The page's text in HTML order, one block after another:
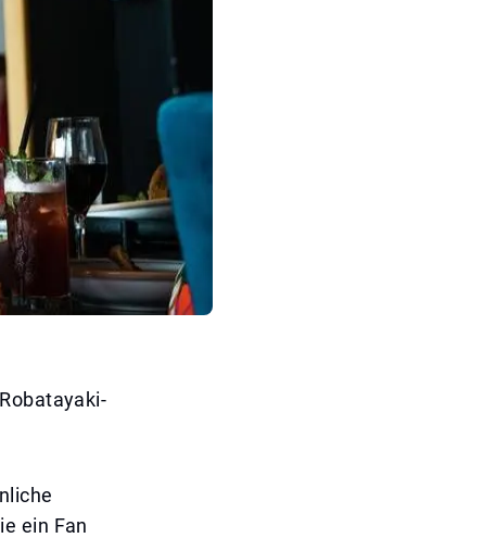
ein Fan